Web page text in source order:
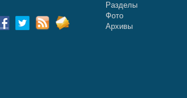
Разделы
Фото
Архивы